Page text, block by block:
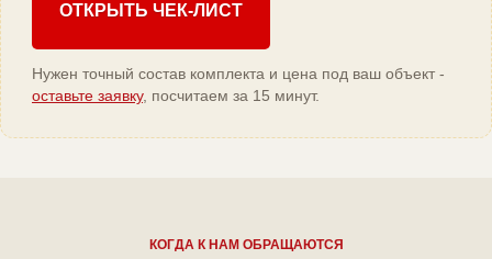
ОТКРЫТЬ ЧЕК-ЛИСТ
Нужен точный состав комплекта и цена под ваш объект -
оставьте заявку, посчитаем за 15 минут.
КОГДА К НАМ ОБРАЩАЮТСЯ